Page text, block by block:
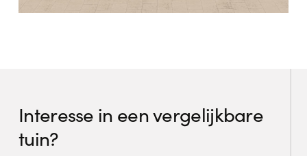
Interesse in een vergelijkbare
tuin?